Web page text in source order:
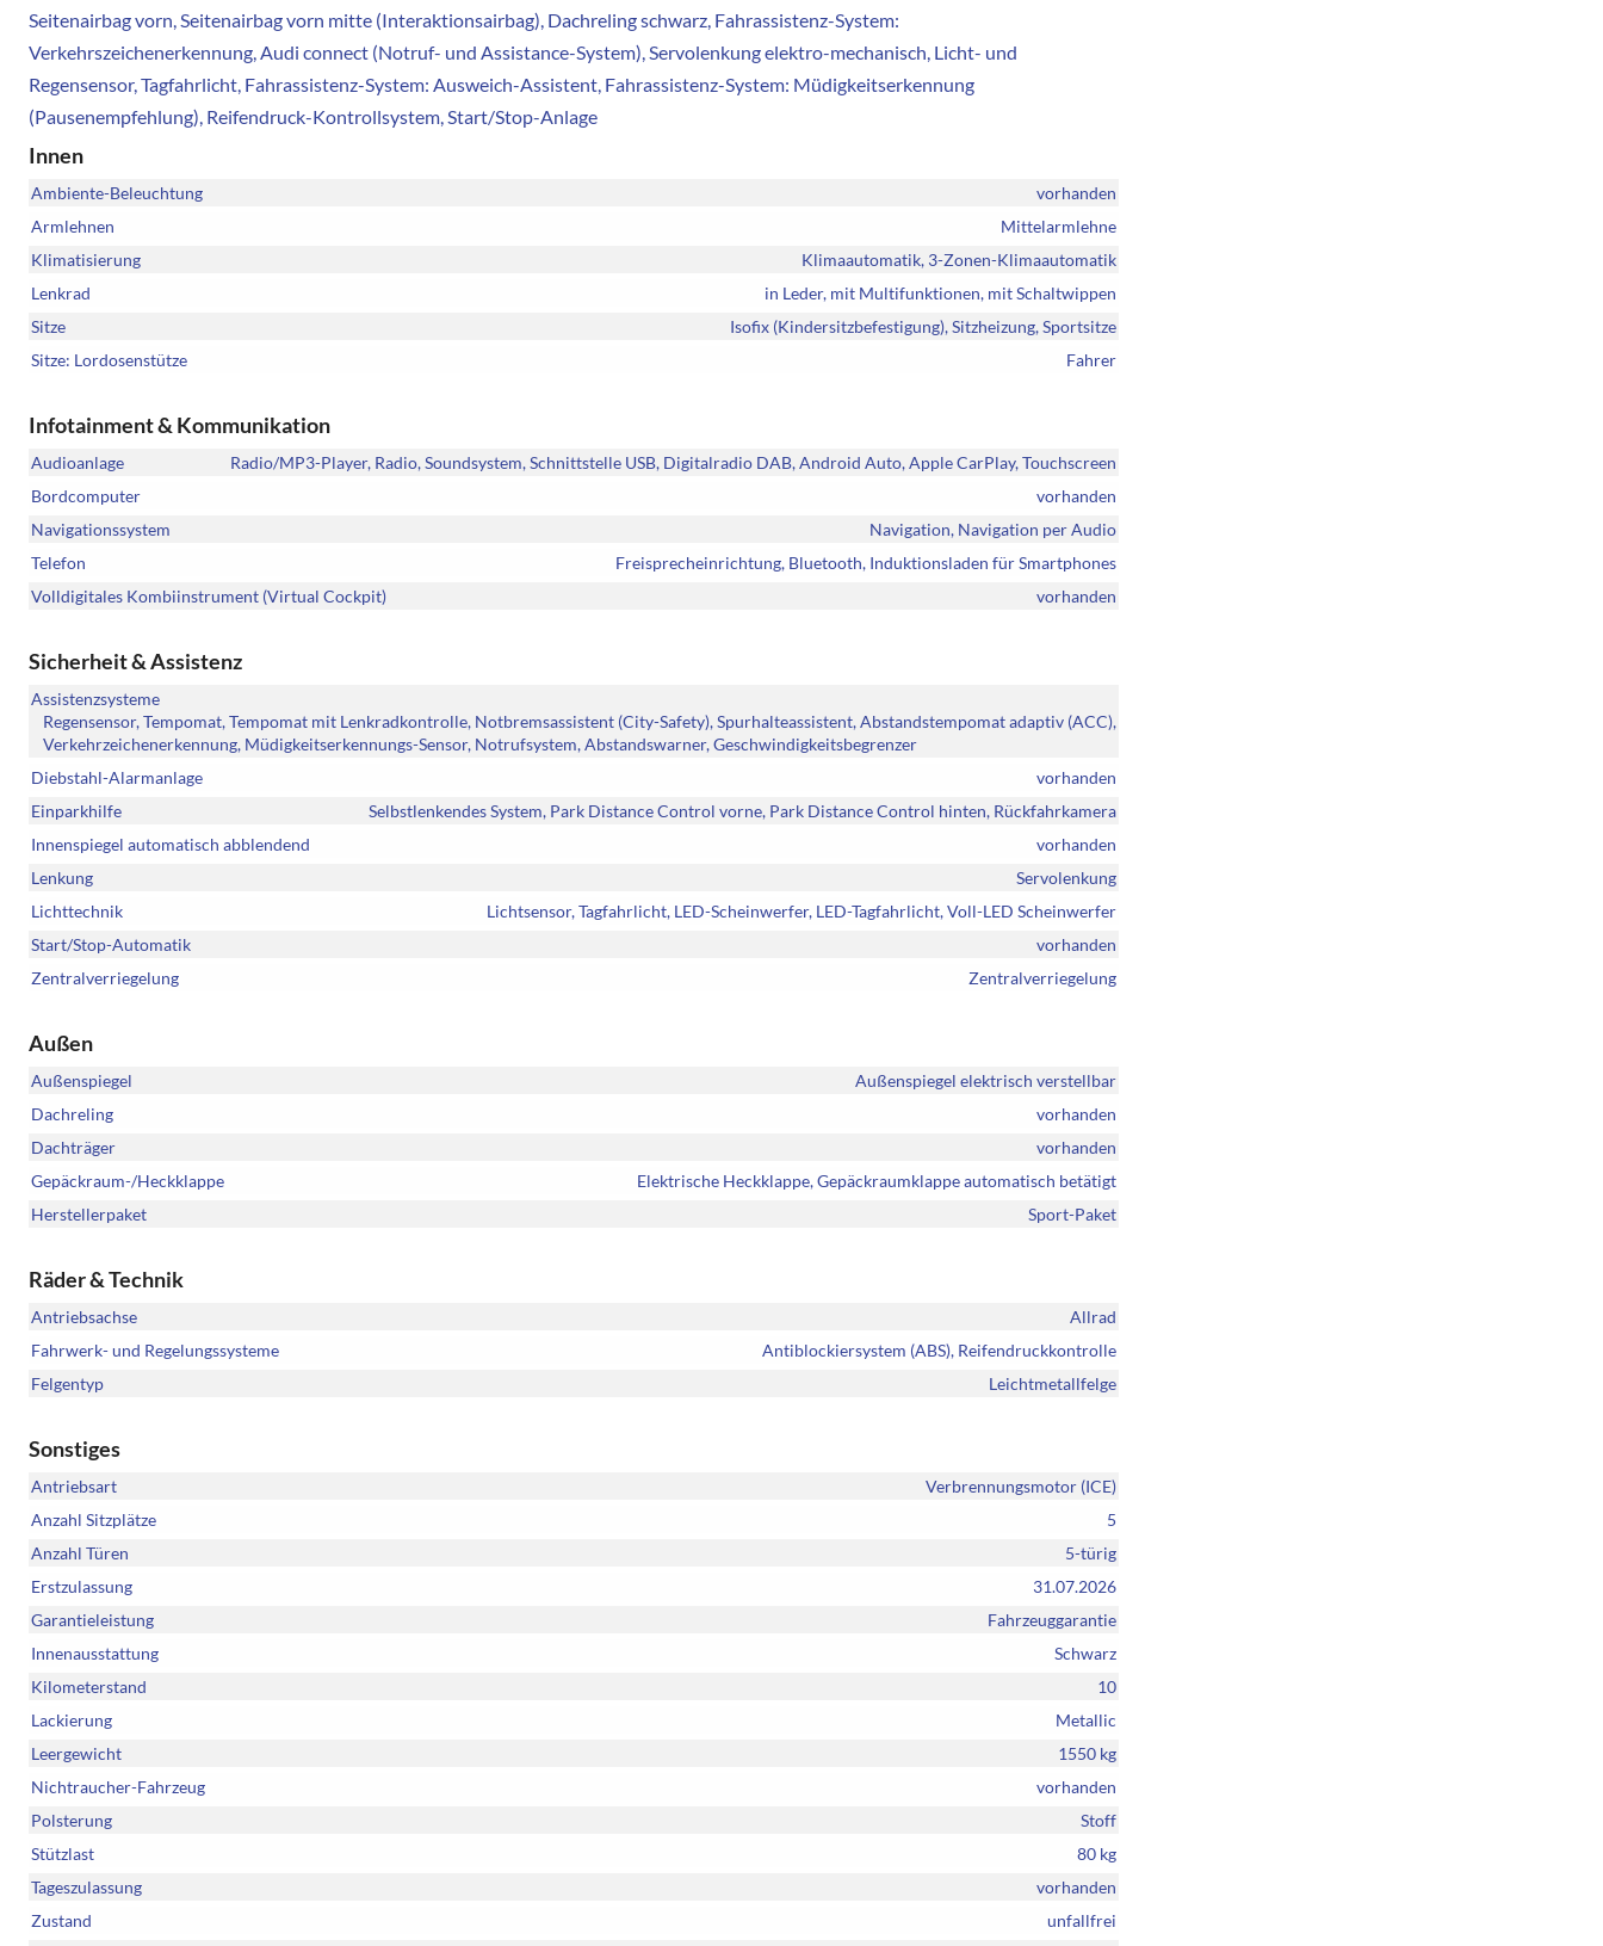
Seitenairbag vorn, Seitenairbag vorn mitte (Interaktionsairbag), Dachreling schwarz, Fahrassistenz-System:
Verkehrszeichenerkennung, Audi connect (Notruf- und Assistance-System), Servolenkung elektro-mechanisch, Licht- und
Regensensor, Tagfahrlicht, Fahrassistenz-System: Ausweich-Assistent, Fahrassistenz-System: Müdigkeitserkennung
(Pausenempfehlung), Reifendruck-Kontrollsystem, Start/Stop-Anlage
Innen
Ambiente-Beleuchtung
vorhanden
Armlehnen
Mittelarmlehne
Klimatisierung
Klimaautomatik, 3-Zonen-Klimaautomatik
Lenkrad
in Leder, mit Multifunktionen, mit Schaltwippen
Sitze
Isofix (Kindersitzbefestigung), Sitzheizung, Sportsitze
Sitze: Lordosenstütze
Fahrer
Infotainment & Kommunikation
Audioanlage
Radio/MP3-Player, Radio, Soundsystem, Schnittstelle USB, Digitalradio DAB, Android Auto, Apple CarPlay, Touchscreen
Bordcomputer
vorhanden
Navigationssystem
Navigation, Navigation per Audio
Telefon
Freisprecheinrichtung, Bluetooth, Induktionsladen für Smartphones
Volldigitales Kombiinstrument (Virtual Cockpit)
vorhanden
Sicherheit & Assistenz
Assistenzsysteme
Regensensor, Tempomat, Tempomat mit Lenkradkontrolle, Notbremsassistent (City-Safety), Spurhalteassistent, Abstandstempomat adaptiv (ACC),
Verkehrzeichenerkennung, Müdigkeitserkennungs-Sensor, Notrufsystem, Abstandswarner, Geschwindigkeitsbegrenzer
Diebstahl-Alarmanlage
vorhanden
Einparkhilfe
Selbstlenkendes System, Park Distance Control vorne, Park Distance Control hinten, Rückfahrkamera
Innenspiegel automatisch abblendend
vorhanden
Lenkung
Servolenkung
Lichttechnik
Lichtsensor, Tagfahrlicht, LED-Scheinwerfer, LED-Tagfahrlicht, Voll-LED Scheinwerfer
Start/Stop-Automatik
vorhanden
Zentralverriegelung
Zentralverriegelung
Außen
Außenspiegel
Außenspiegel elektrisch verstellbar
Dachreling
vorhanden
Dachträger
vorhanden
Gepäckraum-/Heckklappe
Elektrische Heckklappe, Gepäckraumklappe automatisch betätigt
Herstellerpaket
Sport-Paket
Räder & Technik
Antriebsachse
Allrad
Fahrwerk- und Regelungssysteme
Antiblockiersystem (ABS), Reifendruckkontrolle
Felgentyp
Leichtmetallfelge
Sonstiges
Antriebsart
Verbrennungsmotor (ICE)
Anzahl Sitzplätze
5
Anzahl Türen
5-türig
Erstzulassung
31.07.2026
Garantieleistung
Fahrzeuggarantie
Innenausstattung
Schwarz
Kilometerstand
10
Lackierung
Metallic
Leergewicht
1550 kg
Nichtraucher-Fahrzeug
vorhanden
Polsterung
Stoff
Stützlast
80 kg
Tageszulassung
vorhanden
Zustand
unfallfrei